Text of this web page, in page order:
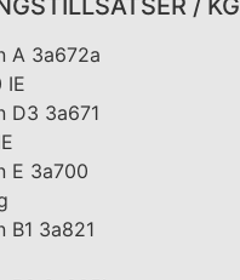
/ KG
A 3a672a
IE
D3 3a671
E 3a700
B1 3a821